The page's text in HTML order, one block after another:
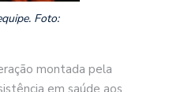
Foto:
montada pela